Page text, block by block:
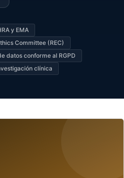
y EMA
Committee (REC)
datos conforme al RGPD
clínica